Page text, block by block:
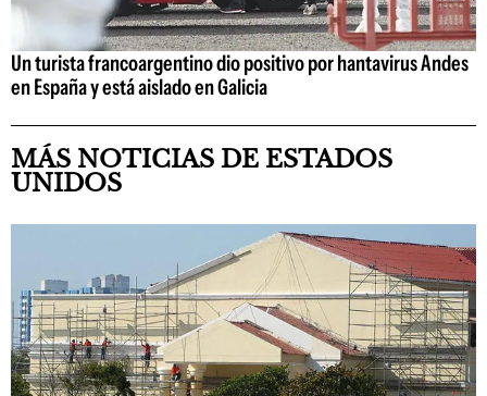
Un turista francoargentino dio positivo por hantavirus Andes
en España y está aislado en Galicia
MÁS NOTICIAS DE ESTADOS
UNIDOS